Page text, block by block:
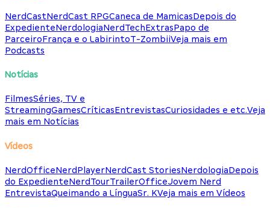
NerdCastNerdCast RPGCaneca de MamicasDepois do
ExpedienteNerdologiaNerdTechExtrasPapo de
ParceiroFrança e o LabirintoT-ZombiiVeja mais em
Podcasts
Notícias
FilmesSéries, TV e
StreamingGamesCríticasEntrevistasCuriosidades e etc.Veja
mais em Notícias
Vídeos
NerdOfficeNerdPlayerNerdCast StoriesNerdologiaDepois
do ExpedienteNerdTourTrailerOfficeJovem Nerd
EntrevistaQueimando a LínguaSr. KVeja mais em Vídeos